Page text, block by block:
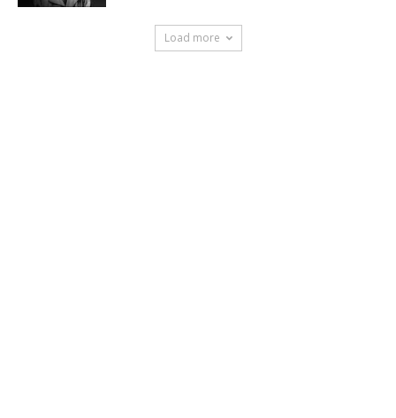
Load more